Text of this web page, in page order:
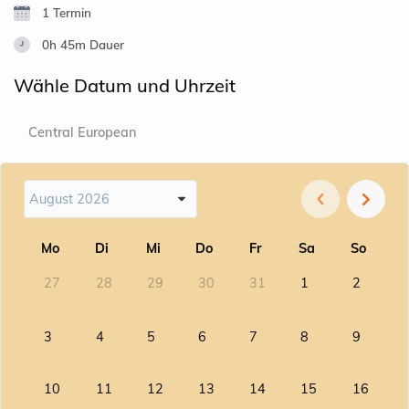
1 Termin
0h 45m Dauer
Wähle Datum und Uhrzeit
Central European
August 2026
Mo Di Mi Do Fr Sa So
27 28 29 30 31 1 2
3 4 5 6 7 8 9
10 11 12 13 14 15 16